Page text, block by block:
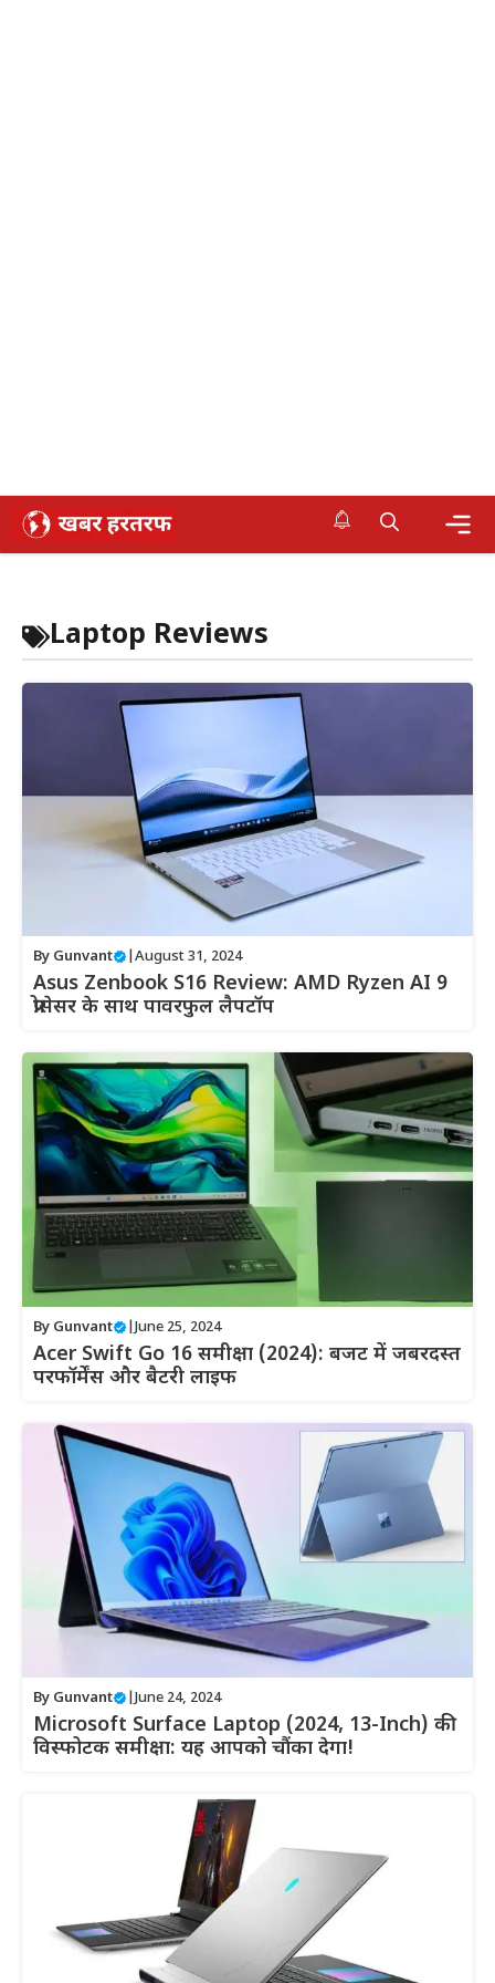
Skip
Laptop Reviews
By Gunvant August 31, 2024
Asus Zenbook S16 Review: AMD Ryzen AI 9
प्रोसेसर के साथ पावरफुल लैपटॉप
By Gunvant June 25, 2024
Acer Swift Go 16 समीक्षा (2024): बजट में जबरदस्त
परफॉर्मेंस और बैटरी लाइफ
By Gunvant June 24, 2024
Microsoft Surface Laptop (2024, 13-Inch) की
विस्फोटक समीक्षा: यह आपको चौंका देगा!